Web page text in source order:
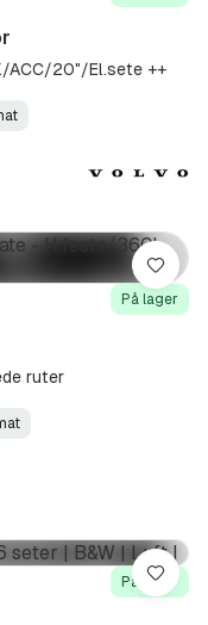
ACC/20"/El.sete ++
På lager
ruter
Lagre
På lager
Lagre